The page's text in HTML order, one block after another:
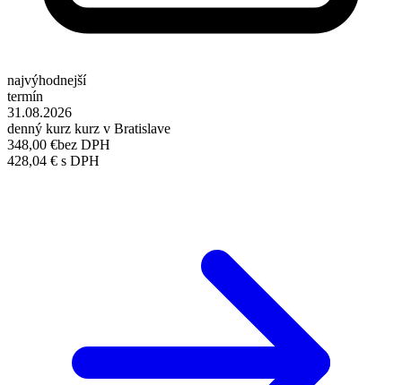
najvýhodnejší
termín
31.08.2026
denný kurz kurz v Bratislave
348,00 €bez DPH
428,04 € s DPH